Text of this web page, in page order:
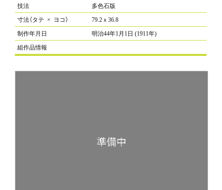
技法
多色石版
寸法（タテ × ヨコ）
79.2ｘ36.8
制作年月日
明治44年1月1日 (1911年)
組作品情報